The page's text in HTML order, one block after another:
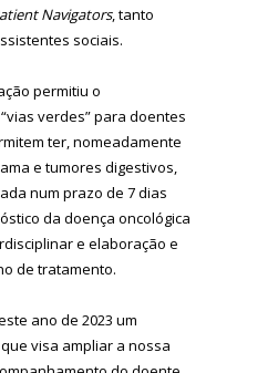
Navigators, tanto
sociais.
permitiu o
verdes” para doentes
ter, nomeadamente
e tumores digestivos,
num prazo de 7 dias
da doença oncológica
e elaboração e
de tratamento.
ano de 2023 um
visa ampliar a nossa